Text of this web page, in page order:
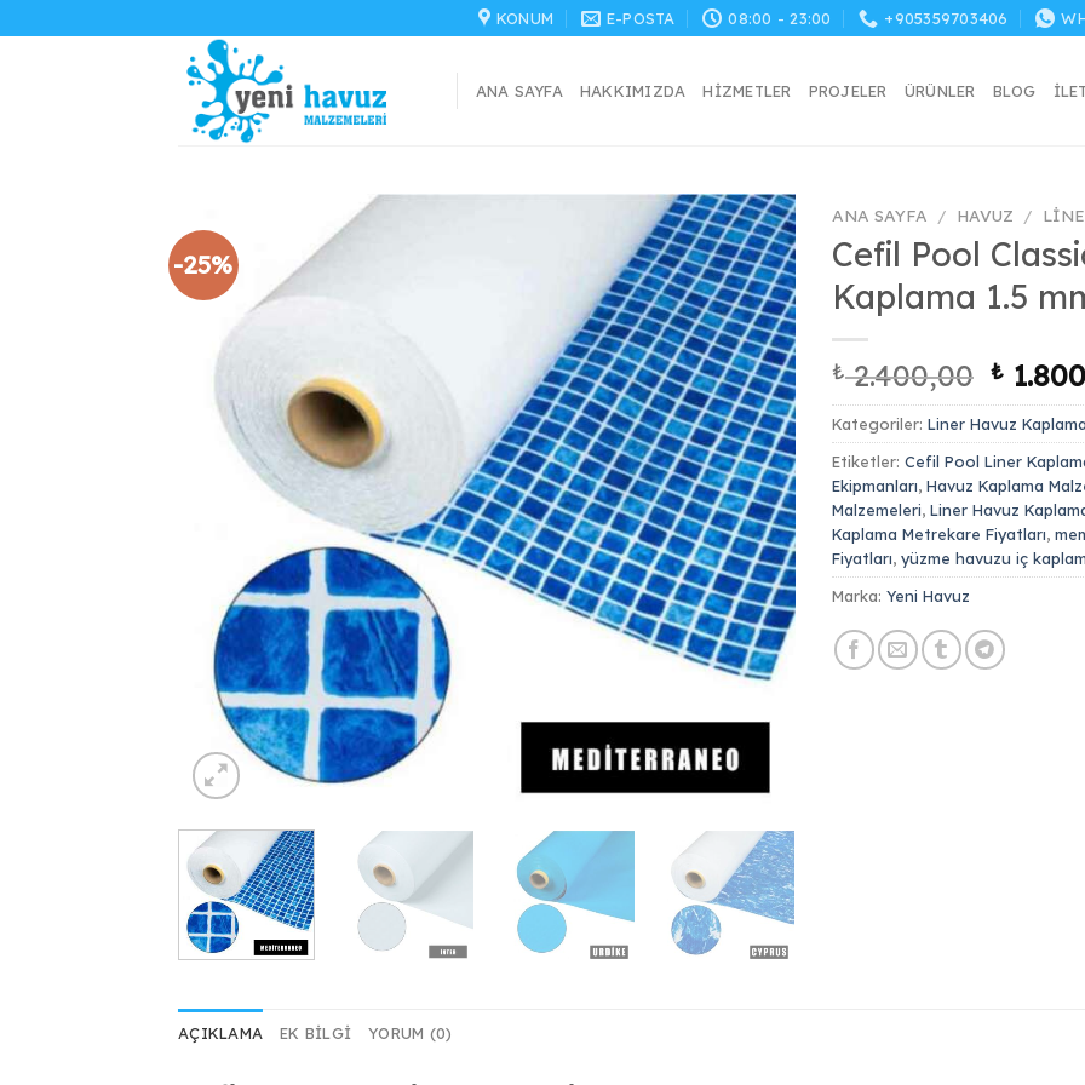
atla
KONUM E-POSTA 08:00 - 23:00 +905359703406
ANA SAYFA HAKKIMIZDA HIZMETLER PROJELER ÜRÜNLER BLOG
-25%
ANA SAYFA / HAVUZ /
Cefil Pool
Kaplama 1.5
₺2.400,00
fiyat:
₺
₺
Kategoriler: Liner Havuz
Etiketler: Cefil Pool Liner
Ekipmanları, Havuz Kaplama
Malzemeleri, Liner Havuz
Kaplama Metrekare Fiyatları,
Fiyatları, yüzme havuzu iç
Marka: Yeni Havuz
AÇIKLAMA EK BILGI YORUM (0)